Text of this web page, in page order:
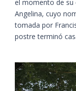
el momento de su
Angelina, cuyo
tomada por
postre terminó